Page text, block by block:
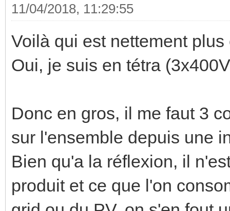
11/04/2018, 11:29:55
Voilà qui est nettement plus
Oui, je suis en tétra
Donc en gros, il me faut 3
sur l'ensemble depuis une
Bien qu'a la réflexion, il
produit et ce que l'on